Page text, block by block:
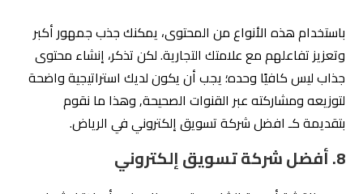
باستخدام هذه الأنواع من المحتوى، يمكنك جذب جمهور أكبر
وتعزيز تفاعلهم مع علامتك التجارية. لكن تذكر، إنشاء محتوى
جذاب ليس كافيًا وحده؛ يجب أن يكون لديك استراتيجية واضحة
لتوزيعه ومشاركته عبر القنوات الصحيحة, وهذا ما نقوم
بتقديمة كـ افضل شركة تسويق إلكتروني في الرياض.
8. أفضل شركة تسويق إلكتروني